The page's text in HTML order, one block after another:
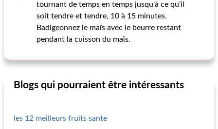
tournant de temps en temps jusqu'à ce qu'il
soit tendre et tendre, 10 à 15 minutes.
Badigeonnez le maïs avec le beurre restant
pendant la cuisson du maïs.
Blogs qui pourraient être intéressants
les 12 meilleurs fruits sante